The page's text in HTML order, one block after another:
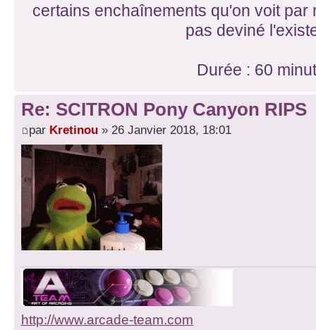
certains enchaînements qu'on voit par
pas deviné
Durée : 60
Re: SCITRON Pony Canyon RIPS
par Kretinou » 26 Janvier 2018, 18:01
http://www.arcade-team.com